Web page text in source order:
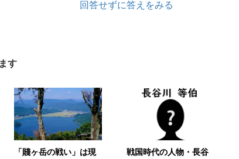
回答せずに答えをみる
す
「賤ヶ岳の戦い」は現
戦国時代の人物・長谷